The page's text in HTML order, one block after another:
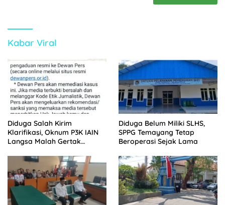
Kabar Viral
Diduga Salah Kirim
Klarifikasi, Oknum P3K IAIN
Langsa Malah Gertak
Diduga Belum Miliki SLHS,
SPPG Temayang Tetap
Beroperasi Sejak Lama